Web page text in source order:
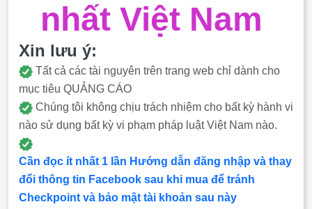
nhất Việt Nam
Xin lưu ý:
Tất cả các tài nguyên trên trang web chỉ dành cho
mục tiêu QUẢNG CÁO
Chúng tôi không chịu trách nhiệm cho bất kỳ hành vi
nào sử dụng bất kỳ vi phạm pháp luật Việt Nam nào.
Cần đọc ít nhất 1 lần Hướng dẫn đăng nhập và thay
đổi thông tin Facebook sau khi mua để tránh
Checkpoint và bảo mật tài khoản sau này